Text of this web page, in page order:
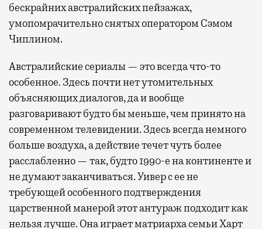
бескрайних австралийских пейзажах,
умопомрачительно снятых оператором Сэмом
Чиплином.
Австралийские сериалы — это всегда что-то
особенное. Здесь почти нет утомительных
объясняющих диалогов, да и вообще
разговаривают будто бы меньше, чем принято на
современном телевидении. Здесь всегда немного
больше воздуха, а действие течет чуть более
расслабленно — так, будто 1990-е на континенте и
не думают заканчиваться. Уивер с ее не
требующей особенного подтверждения
царственной манерой этот антураж подходит как
нельзя лучше. Она играет матриарха семьи Харт